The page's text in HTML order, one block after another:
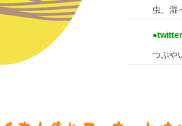
虫、湿
●twitter
つぶや